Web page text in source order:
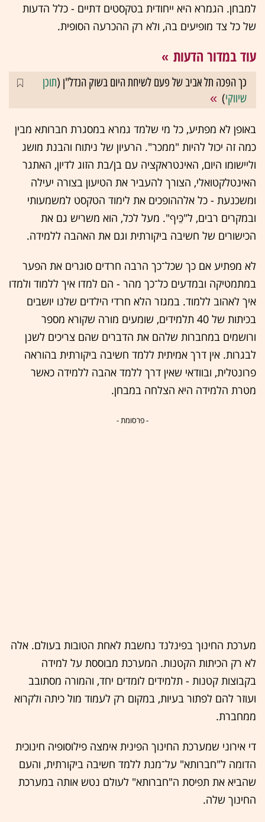
למבחן. הגמרא היא ייחודית בטקסטים דתיים - כלל הדעות
של כל צד מופיעים בה, ולא רק ההכרעה הסופית.
עוד במדור הדעות
כך הפכה תל אביב של פעם לשיחת היום בשוק הנדל"ן (תוכן
שיווקי)
באופן לא מפתיע, כל מי שלמד גמרא במסגרת חברותא מבין
כמה זה יכול להיות "ממכר". הרעיון של ניתוח והבנת מושג
וליישומו היום, האינטראקציה עם בן/בת הזוג לדיון, האתגר
האינטלקטואלי, הצורך להעביר את הטיעון בצורה יעילה
ומשכנעת - כל אלההופכים את לימוד הטקסט למשמעותי
ובמקרים רבים, ל"כֵּיף". מעל לכל, הוא משריש גם את
הכישורים של חשיבה ביקורתית וגם את האהבה ללמידה.
לא מפתיע אם כך שכל־כך הרבה חרדים סוגרים את הפער
במתמטיקה ובמדעים כל־כך מהר - הם למדו איך ללמוד ולמדו
איך לאהוב ללמוד. במגזר הלא חרדי הילדים שלנו יושבים
בכיתות של 40 תלמידים, שומעים מורה שקורא מספר
ורושמים במחברות שלהם את הדברים שהם צריכים לשנן
לבגרות. אין דרך אמיתית ללמד חשיבה ביקורתית בהוראה
פרונטלית, ובוודאי שאין דרך ללמד אהבה ללמידה כאשר
מטרת הלמידה היא הצלחה במבחן.
- פרסומת -
מערכת החינוך בפינלנד נחשבת לאחת הטובות בעולם. אלה
לא רק הכיתות הקטנות. המערכת מבוססת על למידה
בקבוצות קטנות - תלמידים לומדים יחד, והמורה מסתובב
ועוזר להם לפתור בעיות, במקום רק לעמוד מול כיתה ולקרוא
ממחברת.
די אירוני שמערכת החינוך הפינית אימצה פילוסופיה חינוכית
הדומה ל"חברותא" על־מנת ללמד חשיבה ביקורתית, והעם
שהביא את תפיסת ה"חברותא" לעולם נטש אותה במערכת
החינוך שלה.